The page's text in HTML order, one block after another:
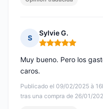
S
Sylvie G.
Nota: 5 de 5
Publicado el 09/02/2025 à
tras una compra de 26/01/
Muy bueno. Pero los
caros.